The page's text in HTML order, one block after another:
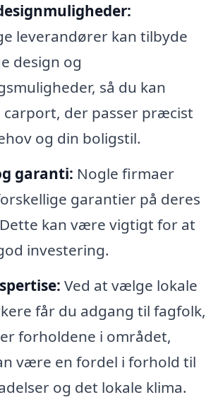
leverandører kan tilbyde
design og
så du kan
der passer præcist
og din boligstil.
garanti: Nogle firmaer
garantier på deres
kan være vigtigt for at
investering.
Ved at vælge lokale
får du adgang til fagfolk,
forholdene i området,
være en fordel i forhold til
og det lokale klima.